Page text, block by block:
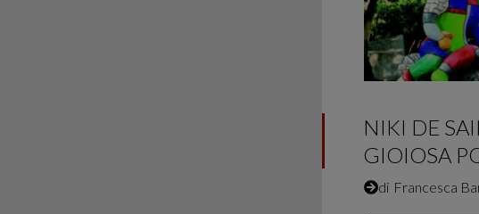
NIKI DE
GIOIOSA
di Francesca